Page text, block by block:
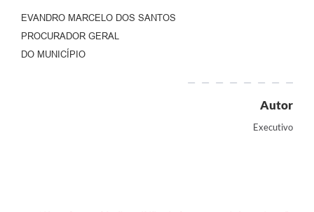
EVANDRO MARCELO DOS SANTOS
PROCURADOR GERAL
DO MUNICÍPIO
Autor
Executivo